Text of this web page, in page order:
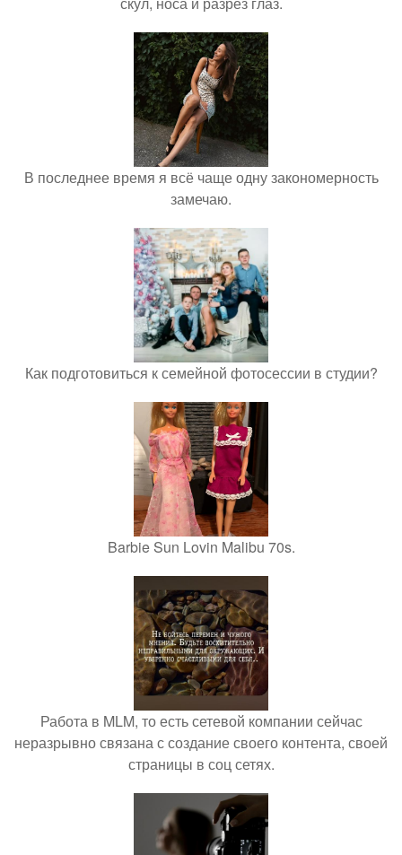
В последнее время я всё чаще одну закономерность
замечаю.
Как подготовиться к семейной фотосессии в студии?
Barbie Sun Lovin Malibu 70s.
Работа в MLM, то есть сетевой компании сейчас
неразрывно связана с создание своего контента, своей
страницы в соц сетях.